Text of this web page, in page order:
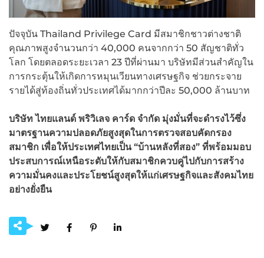
ปัจจุบัน Thailand Privilege Card มีสมาชิกชาวต่างชาติ
คุณภาพสูงจำนวนกว่า 40,000 คนจากกว่า 50 สัญชาติทั่ว
โลก โดยตลอดระยะเวลา 23 ปีที่ผ่านมา บริษัทมีส่วนสำคัญใน
การกระตุ้นให้เกิดการหมุนเวียนทางเศรษฐกิจ ช่วยกระจาย
รายได้สู่ท้องถิ่นทั่วประเทศได้มากกว่าปีละ 50,000 ล้านบาท
บริษัท ไทยแลนด์ พริวิเลจ คาร์ด จำกัด มุ่งมั่นที่จะดำรงไว้ซึ่ง
มาตรฐานความปลอดภัยสูงสุดในการตรวจสอบคัดกรอง
สมาชิก เพื่อให้ประเทศไทยเป็น “บ้านหลังที่สอง” ที่พร้อมมอบ
ประสบการณ์เหนือระดับให้กับสมาชิกควบคู่ไปกับการสร้าง
ความมั่นคงและประโยชน์สูงสุดให้แก่เศรษฐกิจและสังคมไทย
อย่างยั่งยืน